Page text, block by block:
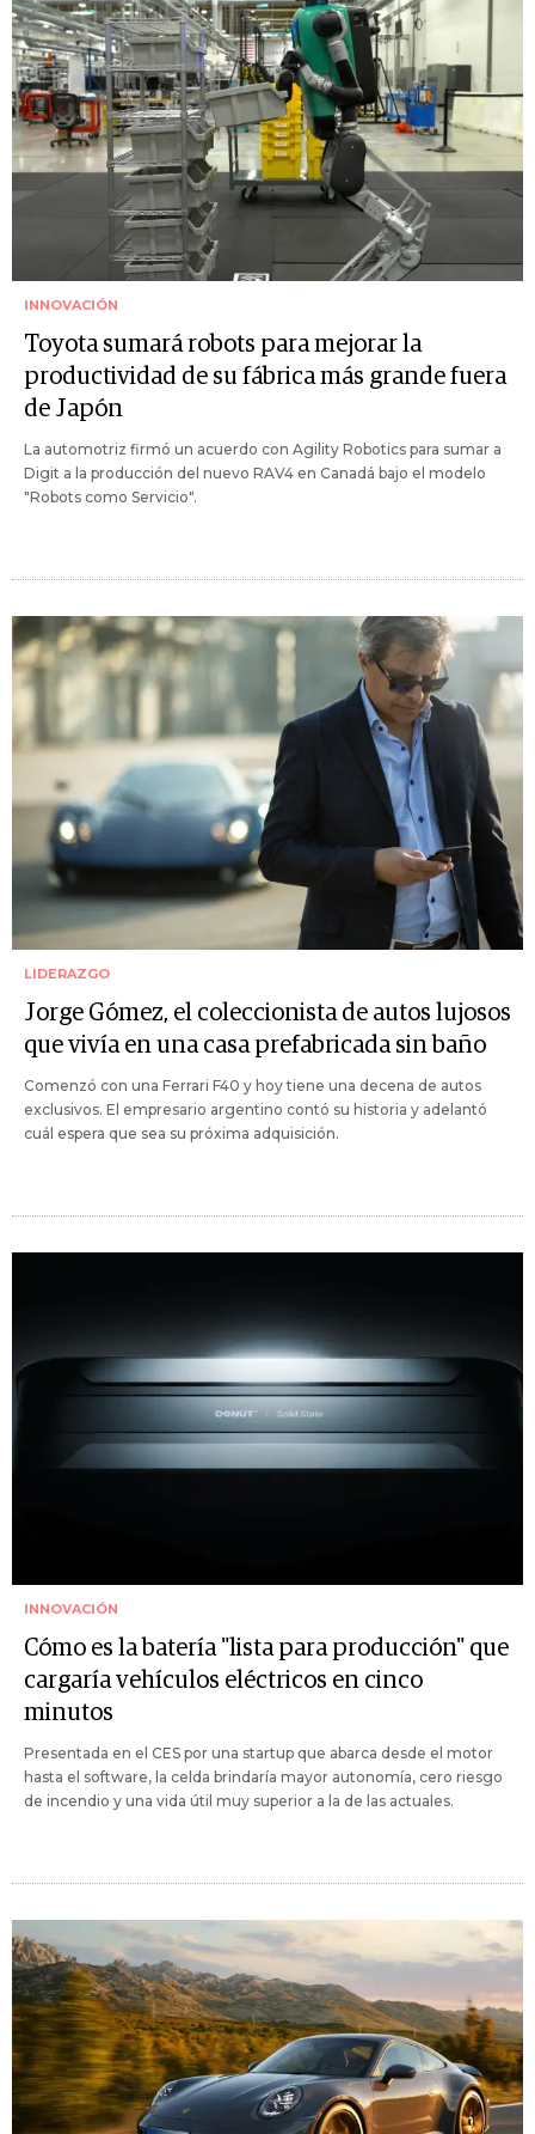
INNOVACIÓN
Toyota sumará robots para mejorar la
productividad de su fábrica más grande fuera
de Japón
La automotriz firmó un acuerdo con Agility Robotics para sumar a
Digit a la producción del nuevo RAV4 en Canadá bajo el modelo
"Robots como Servicio".
LIDERAZGO
Jorge Gómez, el coleccionista de autos lujosos
que vivía en una casa prefabricada sin baño
Comenzó con una Ferrari F40 y hoy tiene una decena de autos
exclusivos. El empresario argentino contó su historia y adelantó
cuál espera que sea su próxima adquisición.
INNOVACIÓN
Cómo es la batería "lista para producción" que
cargaría vehículos eléctricos en cinco
minutos
Presentada en el CES por una startup que abarca desde el motor
hasta el software, la celda brindaría mayor autonomía, cero riesgo
de incendio y una vida útil muy superior a la de las actuales.